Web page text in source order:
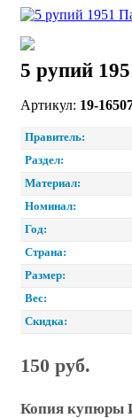
5 рупий
Артикул: 19-
Правитель:
Раздел:
Материал:
Номинал:
Год:
Страна:
Размер:
Вес:
Скидка:
150 руб.
Копия купюры